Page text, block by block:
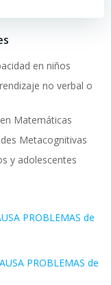
en niños
no verbal o
Matemáticas
Metacognitivas
y adolescentes
PROBLEMAS de
PROBLEMAS de